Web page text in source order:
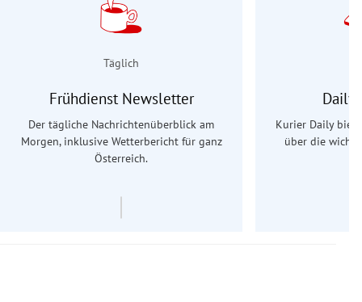
Täglich
Frühdienst Newsletter
Der tägliche Nachrichtenüberblick am
Morgen, inklusive Wetterbericht für ganz
Österreich.
Daily
Kurier Daily
über die